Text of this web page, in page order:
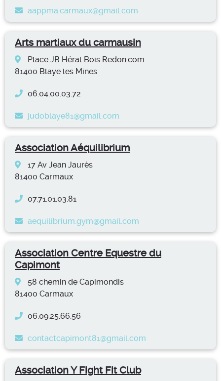
aappma.carmaux@gmail.com
Arts martiaux du carmausin
Place JB Héral Bois Redon.com
81400 Blaye les Mines
06.04.00.03.72
judoblaye81@gmail.com
Association Aéquilibrium
17 Av Jean Jaurès
81400 Carmaux
07.71.01.03.81
aequilibrium.gym@gmail.com
Association Centre Equestre du
Capimont
58 chemin de Capimondis
81400 Carmaux
06.09.25.66.56
contactcapimont81@gmail.com
Association Y Fight Fit Club